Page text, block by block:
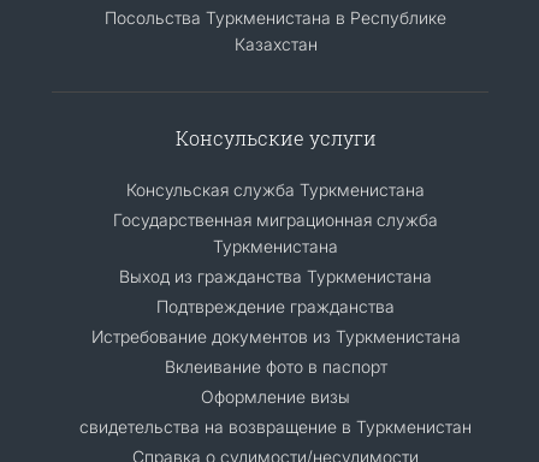
Посольства Туркменистана в Республике
Казахстан
Консульские услуги
Консульская служба Туркменистана
Государственная миграционная служба
Туркменистана
Выход из гражданства Туркменистана
Подтвреждение гражданства
Истребование документов из Туркменистана
Вклеивание фото в паспорт
Оформление визы
свидетельства на возвращение в Туркменистан
Справка о судимости/несудимости